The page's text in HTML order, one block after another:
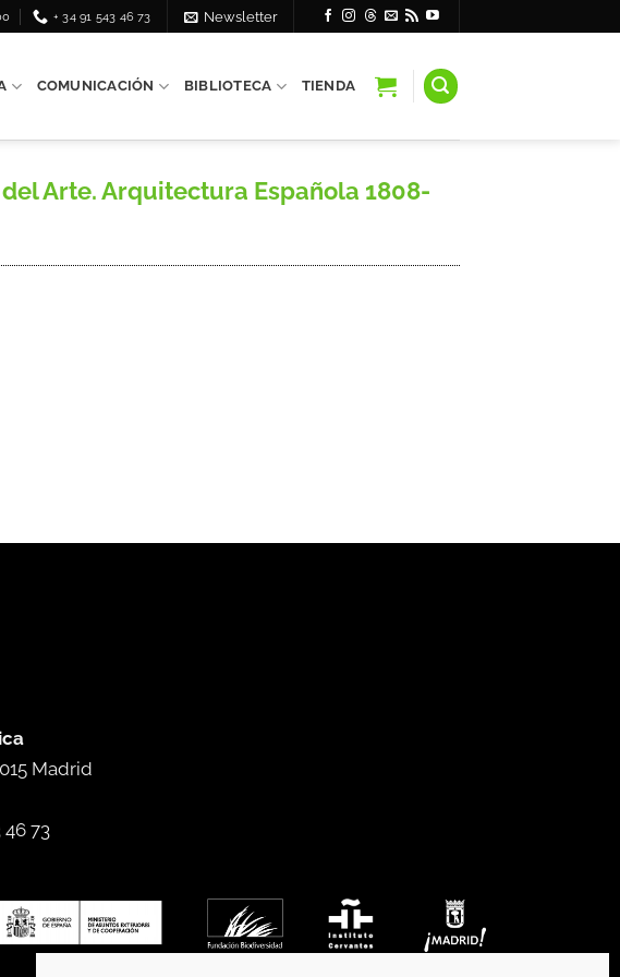
+ 34 91 543 46 73 Newsletter
COMUNICACIÓN BIBLIOTECA TIENDA
del Arte. Arquitectura Española 1808-
Madrid
46 73